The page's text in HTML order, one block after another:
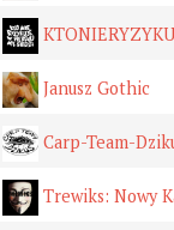
Janusz Gothic
Carp-Team-
Trewiks: Nowy